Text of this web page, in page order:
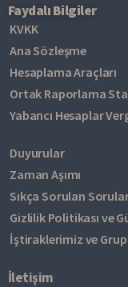
Faydalı Bilgiler
KVKK
Ana Sözleşme
Hesaplama Araçları
Ortak Raporlama
Yabancı Hesaplar
Duyurular
Zaman Aşımı
Sıkça Sorulan
Gizlilik Politikası ve
İştiraklerimiz ve
İletişim